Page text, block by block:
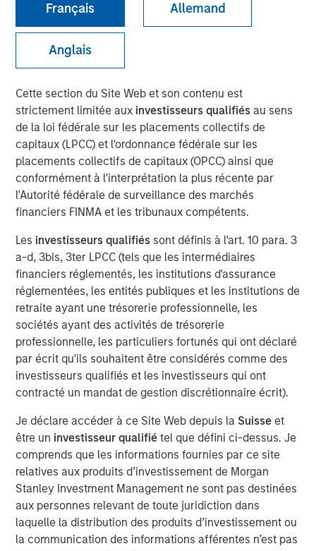
Français Allemand
Anglais
Cette section du Site Web et son contenu est
strictement limitée aux investisseurs qualifiésau sens
de la loi fédérale sur les placements collectifs de
capitaux (LPCC) et l'ordonnance fédérale sur les
placements collectifs de capitaux (OPCC) ainsi que
conformément à l'interprétation la plus récente par
l'Autorité fédérale de surveillance des marchés
financiers FINMA et les tribunaux compétents.
Les investisseurs qualifiés sont définis à l'art. 10 para. 3
a-d, 3bis, 3ter LPCC (tels que les intermédiaires
financiers réglementés, les institutions d'assurance
réglementées, les entités publiques et les institutions de
retraite ayant une trésorerie professionnelle, les
sociétés ayant des activités de trésorerie
professionnelle, les particuliers fortunés qui ont déclaré
par écrit qu'ils souhaitent être considérés comme des
investisseurs qualifiés et les investisseurs qui ont
contracté un mandat de gestion discrétionnaire écrit).
Je déclare accéder à ce Site Web depuis la Suisse et
être un investisseur qualifiétel que défini ci-dessus. Je
comprends que les informations fournies par ce site
relatives aux produits d’investissement de Morgan
Stanley Investment Management ne sont pas destinées
aux personnes relevant de toute juridiction dans
laquelle la distribution des produits d’investissement ou
la communication des informations afférentes n’est pas
Big Picture - Artificial
Intelligence: Ten
Investment Truths
10 JUIN 2026
The Author
Jitania Kandhari
Three years ago, artificial intelligence was a topic of
mere curiosity, but today is the subject of capital
allocation. The challenge for investors is not only
understanding that AI is consequential, but building
frameworks precise enough to act on.
4-WAY CONVERGENCE: ALGORITHMS, COMPUTE,
TALENT AND CAPITAL
Compounding simultaneously with no historical
MOORE'S LAW NO MORE: WHEN PHYSICS
BECOMES THE BOTTLENECK
Every technology cycle has a bottleneck. In this
case, it keeps moving.